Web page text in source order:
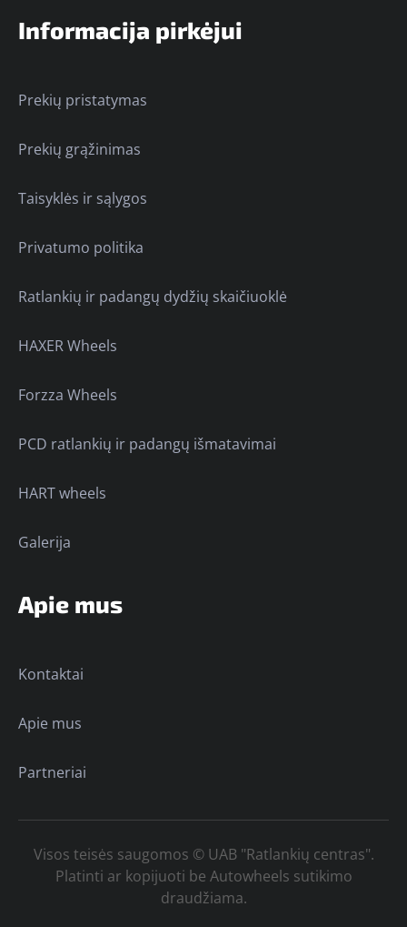
Informacija pirkėjui
Prekių pristatymas
Prekių grąžinimas
Taisyklės ir sąlygos
Privatumo politika
Ratlankių ir padangų dydžių skaičiuoklė
HAXER Wheels
Forzza Wheels
PCD ratlankių ir padangų išmatavimai
HART wheels
Galerija
Apie mus
Kontaktai
Apie mus
Partneriai
Visos teisės saugomos © UAB "Ratlankių centras".
Platinti ar kopijuoti be Autowheels sutikimo
draudžiama.